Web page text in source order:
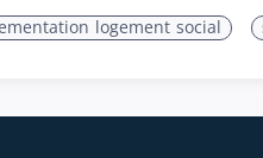
logement social